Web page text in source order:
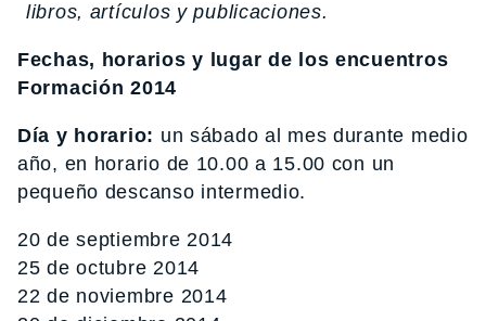
libros, artículos y publicaciones.
Fechas, horarios y lugar de los encuentros
Formación 2014
Día y horario: un sábado al mes durante medio
año, en horario de 10.00 a 15.00 con un
pequeño descanso intermedio.
20 de septiembre 2014
25 de octubre 2014
22 de noviembre 2014